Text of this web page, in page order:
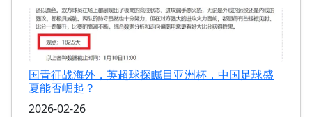
国青征战海外，英超球探瞩目亚洲杯，中国足球盛
夏能否崛起？
2026-02-26